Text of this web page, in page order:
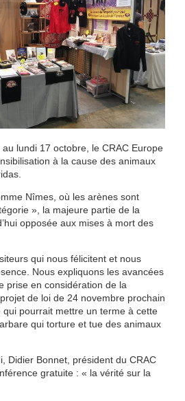
lundi 17 octobre, le CRAC Europe
à la cause des animaux
Nîmes, où les arènes sont
», la majeure partie de la
opposée aux mises à mort des
qui nous félicitent et nous
Nous expliquons les avancées
prise en considération de la
de loi de 24 novembre prochain
qui pourrait mettre un terme à cette
qui torture et tue des animaux
Didier Bonnet, président du CRAC
gratuite : « la vérité sur la